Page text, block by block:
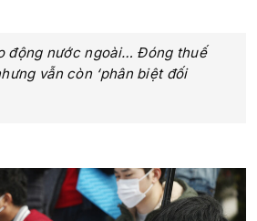
động nước ngoài… Đóng thuế
vẫn còn ‘phân biệt đối